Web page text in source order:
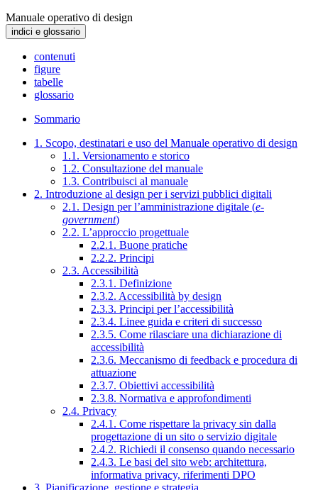
Manuale operativo di design
indici e glossario
contenuti
figure
tabelle
glossario
Sommario
1. Scopo, destinatari e uso del Manuale operativo di design
1.1. Versionamento e storico
1.2. Consultazione del manuale
1.3. Contribuisci al manuale
2. Introduzione al design per i servizi pubblici digitali
2.1. Design per l’amministrazione digitale (e-
government)
2.2. L’approccio progettuale
2.2.1. Buone pratiche
2.2.2. Principi
2.3. Accessibilità
2.3.1. Definizione
2.3.2. Accessibilità by design
2.3.3. Principi per l’accessibilità
2.3.4. Linee guida e criteri di successo
2.3.5. Come rilasciare una dichiarazione di
accessibilità
2.3.6. Meccanismo di feedback e procedura di
attuazione
2.3.7. Obiettivi accessibilità
2.3.8. Normativa e approfondimenti
2.4. Privacy
2.4.1. Come rispettare la privacy sin dalla
progettazione di un sito o servizio digitale
2.4.2. Richiedi il consenso quando necessario
2.4.3. Le basi del sito web: architettura,
informativa privacy, riferimenti DPO
3. Pianificazione, gestione e strategia